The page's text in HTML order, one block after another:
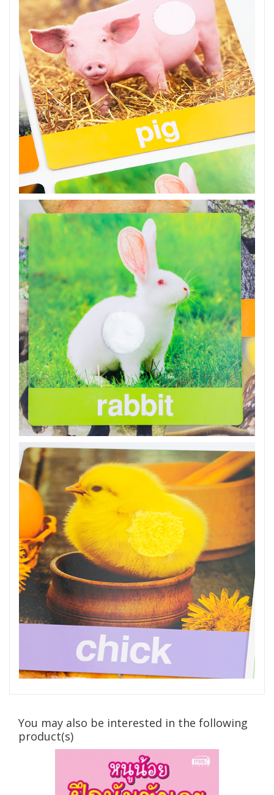
You may also be interested in the following
product(s)